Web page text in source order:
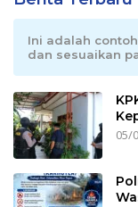
Ini adalah
dan sesuaikan
05/